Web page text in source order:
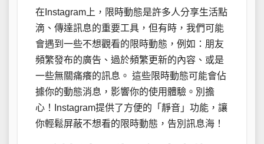
在Instagram上，限時動態是許多人分享生活點
滴、傳達訊息的重要工具，但有時，我們可能
會遇到一些不想觀看的限時動態，例如：朋友
頻繁發布的廣告、過於頻繁更新的內容、或是
一些無關痛癢的訊息。 這些限時動態可能會佔
據你的動態消息，影響你的使用體驗。別擔
心！Instagram提供了方便的「靜音」功能，讓
你輕鬆屏蔽不想看的限時動態，告別訊息海！